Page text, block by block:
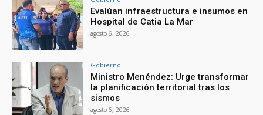
Evalúan infraestructura e insumos en
Hospital de Catia La Mar
agosto 6, 2026
Gobierno
Ministro Menéndez: Urge transformar
la planificación territorial tras los
sismos
agosto 6, 2026